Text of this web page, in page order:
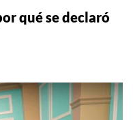
qué se declaró